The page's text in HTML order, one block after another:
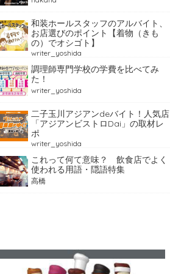
和装ホールスタッフのアルバイト、
お店選びのポイント【着物（きも
の）でオシゴト】
writer_yoshida
調理師専門学校の学費を比べてみ
た！
writer_yoshida
二子玉川アジアンdeバイト！人気店
「アジアンビストロDai」の取材レ
ポ
writer_yoshida
これって何て意味？ 飲食店でよく
使われる用語・隠語特集
高橋